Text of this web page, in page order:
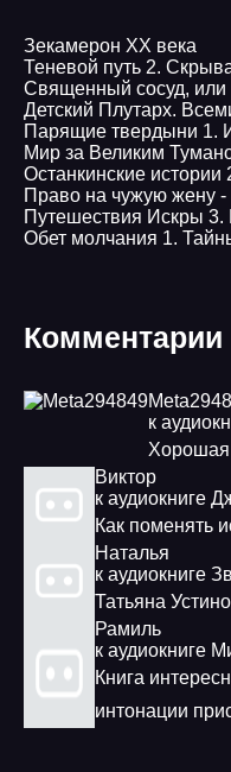
Зекамерон XX века
Теневой путь 2.
Священный сосуд, или
Детский Плутарх.
Парящие твердыни 1.
Мир за Великим
Останкинские
Право на чужую жену
Путешествия Искры 3.
Обет молчания 1.
Комментарии
к
Хорошая
Виктор
к аудиокниге
Как поменять
Наталья
к аудиокниге
Татьяна
Рамиль
к аудиокниге
Книга
интонации